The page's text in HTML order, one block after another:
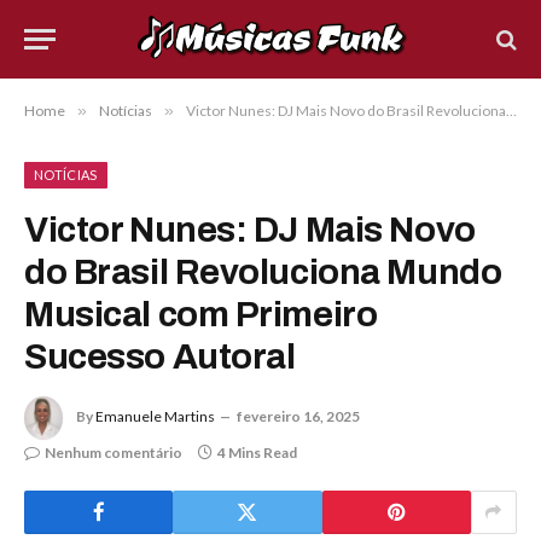
Home » Notícias » Victor Nunes: DJ Mais Novo do Brasil Revoluciona Mundo Musical com Primeiro Sucesso Autoral
NOTÍCIAS
Victor Nunes: DJ Mais Novo
do Brasil Revoluciona Mundo
Musical com Primeiro
Sucesso Autoral
ByEmanuele Martins
fevereiro 16, 2025
Nenhum comentário
4 Mins Read